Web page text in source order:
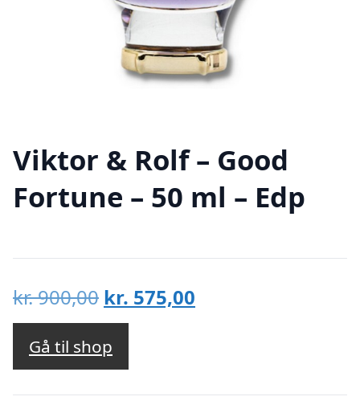
Viktor & Rolf – Good
Fortune – 50 ml – Edp
kr.900,00 Den
oprindelige
pris
var:
kr. 900,00.
kr. 575,00
kr. 575,00.
Gå til shop